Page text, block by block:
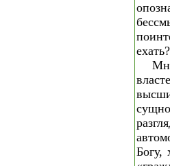
Богу,